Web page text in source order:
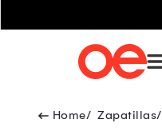
Zapatillas